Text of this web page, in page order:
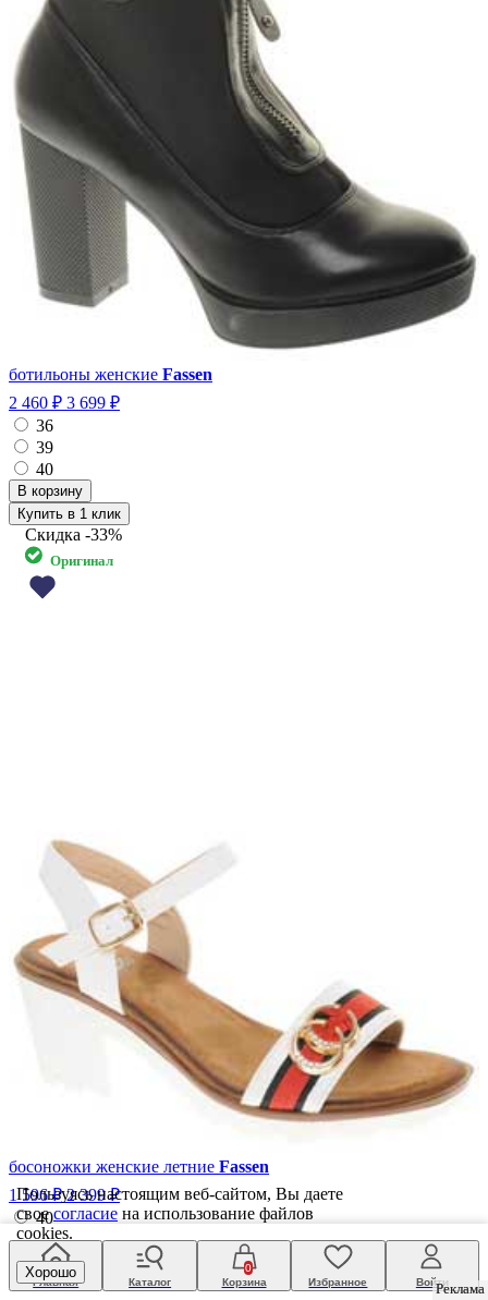
Реклама
Реклама
ботильоны женские Fassen
2 460 ₽ 3 699 ₽
36
39
40
Купить в 1 клик
Скидка -33%
Оригинал
босоножки женские летние Fassen
1 596 ₽ 2 399 ₽
40
Купить в 1 клик
Скидка
Главная Каталог
0
Корзина
Избранное Войти
Пользуясь настоящим веб-сайтом, Вы даете
своесогласие на использование файлов
cookies.
Хорошо